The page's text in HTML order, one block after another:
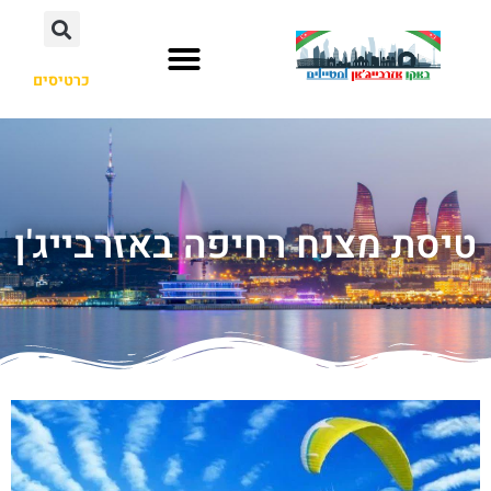
כרטיסים
טיסת מצנח רחיפה באזרבייג'ן